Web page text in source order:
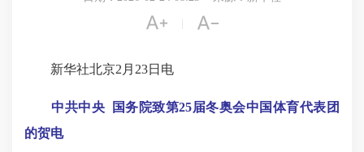
 
新华社北京2月23日电
中共中央 国务院致第25届冬奥会中国体育代表团
的贺电